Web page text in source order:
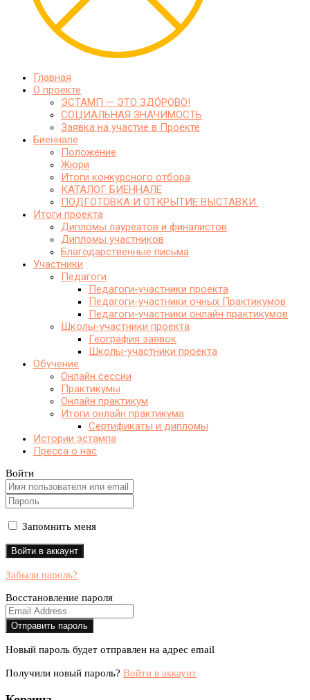
Главная
О проекте
ЭСТАМП — ЭТО ЗДО́РОВО!
СОЦИАЛЬНАЯ ЗНАЧИМОСТЬ
Заявка на участие в Проекте
Биеннале
Положение
Жюри
Итоги конкурсного отбора
КАТАЛОГ БИЕННАЛЕ
ПОДГОТОВКА И ОТКРЫТИЕ ВЫСТАВКИ.
Итоги проекта
Дипломы лауреатов и финалистов
Дипломы участников
Благодарственные письма
Участники
Педагоги
Педагоги-участники проекта
Педагоги-участники очных Практикумов
Педагоги-участники онлайн практикумов
Школы-участники проекта
География заявок
Школы-участники проекта
Обучение
Онлайн сессии
Практикумы
Онлайн практикум
Итоги онлайн практикума
Сертификаты и дипломы
Истории эстампа
Пресса о нас
Войти
Запомнить меня
Забыли пароль?
Восстановление пароля
Новый пароль будет отправлен на адрес email
Получили новый пароль? Войти в аккаунт